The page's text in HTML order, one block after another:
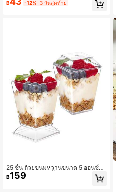
ี, แม่พิมพ์คัพเค้กกระดาษ, เหมาะสำหรับ
฿ -12% 3 วันสุดท้าย
25 ชิ้น ถ้วยขนมหวานขนาด 5 ออนซ์พร้
อมฝาปิด, โหลพุดดิ้งขนาดเล็ก, ถ้วยขน
มหวานฤดูร้อนสำหรับอาหารว่าง, ผลไม
฿159